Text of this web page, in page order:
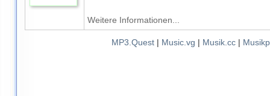
Weitere Informationen...
MP3.Quest| Music.vg | Musik.cc|